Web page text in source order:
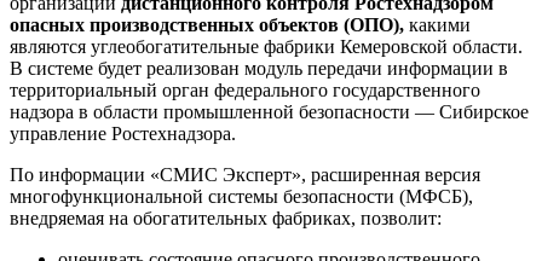
опасных производственных объектов (ОПО), какими
являются углеобогатительные фабрики Кемеровской области.
В системе будет реализован модуль передачи информации в
территориальный орган федерального государственного
надзора в области промышленной безопасности — Сибирское
управление Ростехнадзора.
По информации «СМИС Эксперт», расширенная версия
многофункциональной системы безопасности (МФСБ),
внедряемая на обогатительных фабриках, позволит: